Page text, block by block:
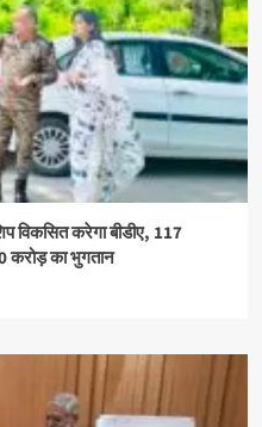
विकसित करेगा बीडीए, 117
करोड़ का भुगतान